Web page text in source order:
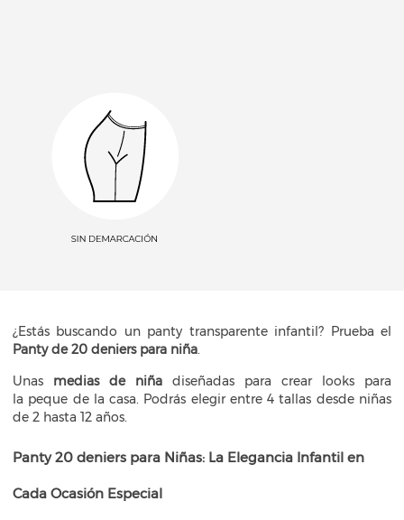
¿Estás buscando un panty transparente infantil? Prueba el
Panty de 20 deniers para niña.
Unas medias de niña diseñadas para crear looks para
la peque de la casa. Podrás elegir entre 4 tallas desde niñas
de 2 hasta 12 años.
Panty 20 deniers para Niñas: La Elegancia Infantil en
Cada Ocasión Especial